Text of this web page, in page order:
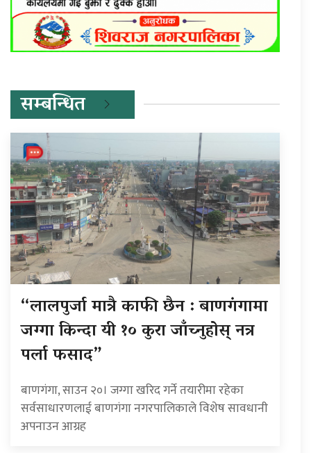
सम्बन्धित
“लालपुर्जा मात्रै काफी छैन : बाणगंगामा
जग्गा किन्दा यी १० कुरा जाँच्नुहोस् नत्र
पर्ला फसाद”
बाणगंगा, साउन २०। जग्गा खरिद गर्ने तयारीमा रहेका
सर्वसाधारणलाई बाणगंगा नगरपालिकाले विशेष सावधानी
अपनाउन आग्रह